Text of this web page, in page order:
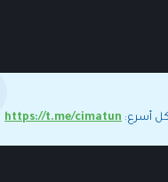
أسرع: https://t.me/cimatun